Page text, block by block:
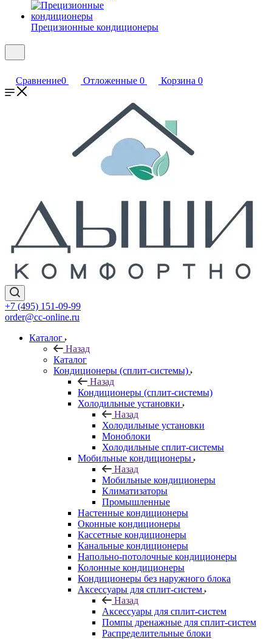
Прецизионные кондиционеры
Сравнение0 Отложенные 0 Корзина 0
+7 (495) 151-09-99
order@cc-online.ru
Каталог
Назад
Каталог
Кондиционеры (сплит-системы)
Назад
Кондиционеры (сплит-системы)
Холодильные установки
Назад
Холодильные установки
Моноблоки
Холодильные сплит-системы
Мобильные кондиционеры
Назад
Мобильные кондиционеры
Климатизаторы
Промышленные
Настенные кондиционеры
Оконные кондиционеры
Кассетные кондиционеры
Канальные кондиционеры
Напольно-потолочные кондиционеры
Колонные кондиционеры
Кондиционеры без наружного блока
Аксессуары для сплит-систем
Назад
Аксессуары для сплит-систем
Помпы дренажные для сплит-систем
Распределительные блоки